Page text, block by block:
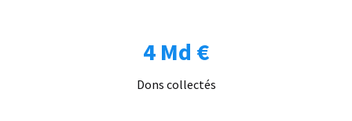
4 Md €
Dons collectés